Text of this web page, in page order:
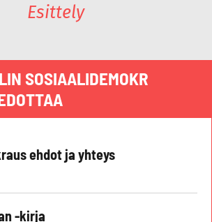
Esittely
SOSIAALIDEMOKR
ehdot ja yhteys
-kirja